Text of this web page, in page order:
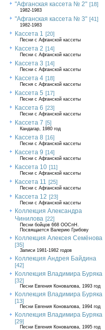
"Афганская кассета № 2" [18]
1982-1983
"Афганская кассета № 3" [41]
1982-1983
Кассета 1 [20]
Песни с Афганской кассеты
Кассета 2 [14]
Песни с Афганской кассеты
Кассета 3 [14]
Песни с Афганской кассеты
Кассета 4 [18]
Песня с Афганской кассеты
Кассета 5 [17]
Песни с Афганской кассеты
Кассета 6 [23]
Песни с Афганской кассеты
Кассета 7 [5]
Кандагар, 1980 год
Кассета 8 [16]
Песни с Афганской кассеты
Кассета 9 [14]
Песни с Афганской кассеты
Кассета 10 [11]
Песни с Афганской кассеты
Кассета 11 [25]
Песни с Афганской кассеты
Кассета 12 [23]
Песни с Афганской кассеты
Коллекция Александра
Чинилова [22]
Песни бойцов 668 ООСпН.
Посвящается Валерию Грибову
Коллекция Алексея Семёнова
[35]
Записи 1981-1982 годов
Коллекция Андрея Байдина
[42]
Коллекция Владимира Буряка
[32]
Песни Евгения Коновалова, 1993 год
Коллекция Владимира Буряка
[13]
Песни Евгения Коновалова, 1994 год
Коллекция Владимира Буряка
[29]
Песни Евгения Коновалова, 1995 год